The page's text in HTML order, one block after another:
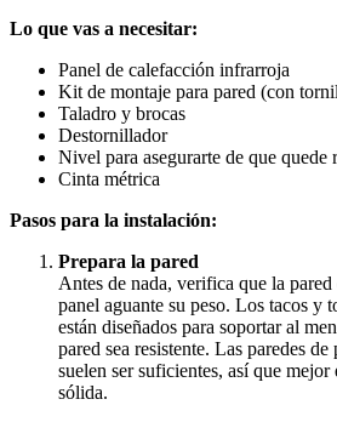
Lo que vas a necesitar:
Panel de calefacción infrarroja
Kit de montaje para pared (con
Taladro y brocas
Destornillador
Nivel para asegurarte de que quede
Cinta métrica
Pasos para la instalación:
Prepara la pared
Antes de nada, verifica que la
panel aguante su peso. Los tacos y
están diseñados para soportar al
pared sea resistente. Las paredes
suelen ser suficientes, así que
sólida.